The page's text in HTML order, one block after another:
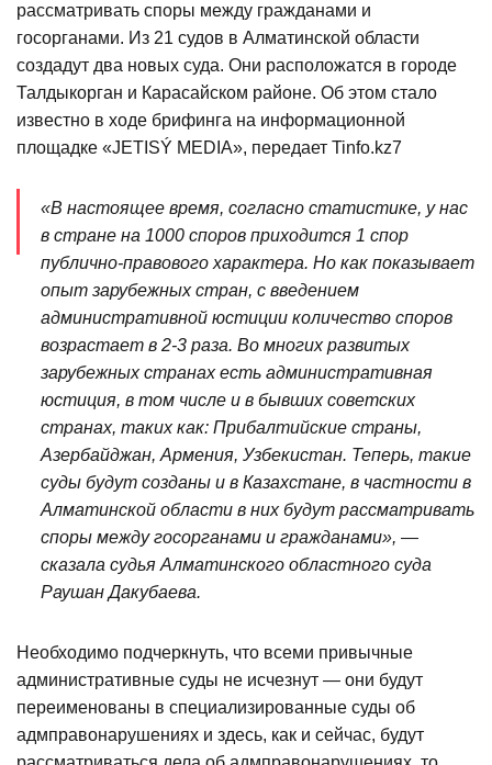
рассматривать споры между гражданами и
госорганами. Из 21 судов в Алматинской области
создадут два новых суда. Они расположатся в городе
Талдыкорган и Карасайском районе. Об этом стало
известно в ходе брифинга на информационной
площадке «JETISÝ MEDIA», передает Tinfo.kz7
«В настоящее время, согласно статистике, у нас
в стране на 1000 споров приходится 1 спор
публично-правового характера. Но как показывает
опыт зарубежных стран, с введением
административной юстиции количество споров
возрастает в 2-3 раза. Во многих развитых
зарубежных странах есть административная
юстиция, в том числе и в бывших советских
странах, таких как: Прибалтийские страны,
Азербайджан, Армения, Узбекистан. Теперь, такие
суды будут созданы и в Казахстане, в частности в
Алматинской области в них будут рассматривать
споры между госорганами и гражданами», —
сказала судья Алматинского областного суда
Раушан Дакубаева.
Необходимо подчеркнуть, что всеми привычные
административные суды не исчезнут — они будут
переименованы в специализированные суды об
адмправонарушениях и здесь, как и сейчас, будут